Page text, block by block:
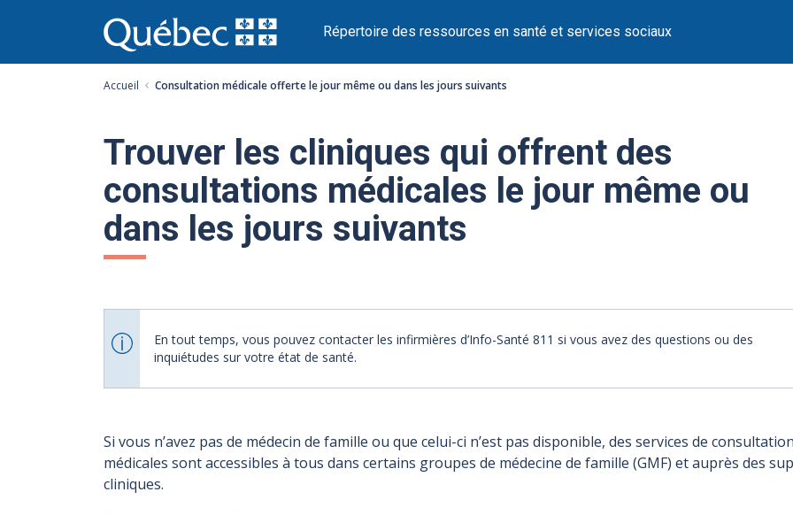
au
contenu
Répertoire des ressources en santé et services sociaux
Accueil Consultation médicale offerte le jour même ou dans les jours suivants
Trouver les cliniques qui offrent des
consultations médicales le jour même ou
dans les jours suivants
En tout temps, vous pouvez contacter les infirmières d’Info-Santé 811 si vous avez des questions ou des
inquiétudes sur votre état de santé.
Si vous n’avez pas de médecin de famille ou que celui-ci n’est pas disponible, des services de
médicales sont accessibles à tous dans certains groupes de médecine de famille (GMF) et auprès des
cliniques.